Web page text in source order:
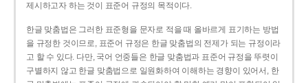
제시하고자 하는 것이 표준어 규정의 목적이다.
한글 맞춤법은 그러한 표준형을 문자로 적을 때 올바르게 표기하는 방법
을 규정한 것이므로, 표준어 규정은 한글 맞춤법의 전제가 되는 규정이라
고 할 수 있다. 다만, 국어 언중들은 한글 맞춤법과 표준어 규정을 뚜렷이
구별하지 않고 한글 맞춤법으로 일원화하여 이해하는 경향이 있어서, 한